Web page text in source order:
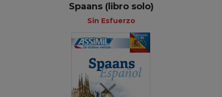
Spaans (libro solo)
Sin Esfuerzo